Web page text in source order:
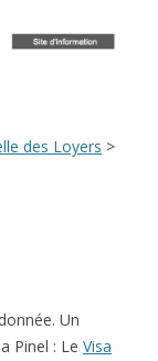
principal
des Loyers >
Un
Pinel : Le Visa